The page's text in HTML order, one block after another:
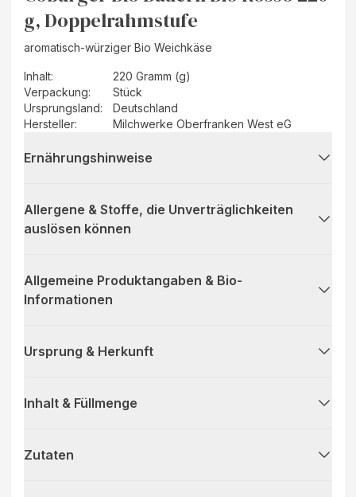
g, Doppelrahmstufe
aromatisch-würziger Bio Weichkäse
Inhalt:
220 Gramm (g)
Verpackung:
Stück
Ursprungsland:
Deutschland
Hersteller: Milchwerke Oberfranken West eG
Ernährungshinweise
Allergene & Stoffe, die Unverträglichkeiten
auslösen können
Allgemeine Produktangaben & Bio-
Informationen
Ursprung & Herkunft
Inhalt & Füllmenge
Zutaten